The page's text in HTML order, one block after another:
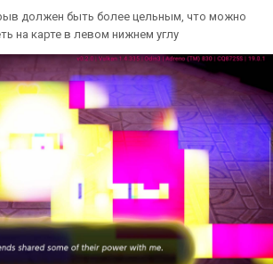
должен быть более цельным, что можно
на карте в левом нижнем углу